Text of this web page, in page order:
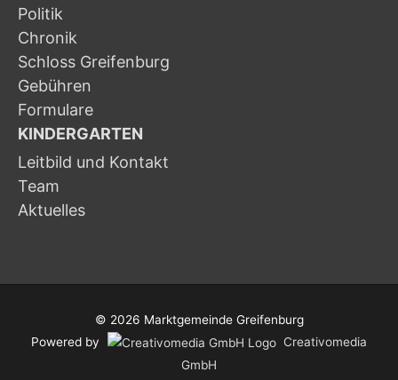
Politik
Chronik
Schloss Greifenburg
Gebühren
Formulare
KINDERGARTEN
Leitbild und Kontakt
Team
Aktuelles
© 2026 Marktgemeinde Greifenburg
Powered by
Creativomedia
GmbH